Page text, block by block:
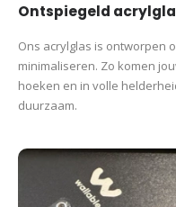
Ontspiegeld
Ons acrylglas is ontworpen
minimaliseren. Zo komen
hoeken en in volle
duurzaam.